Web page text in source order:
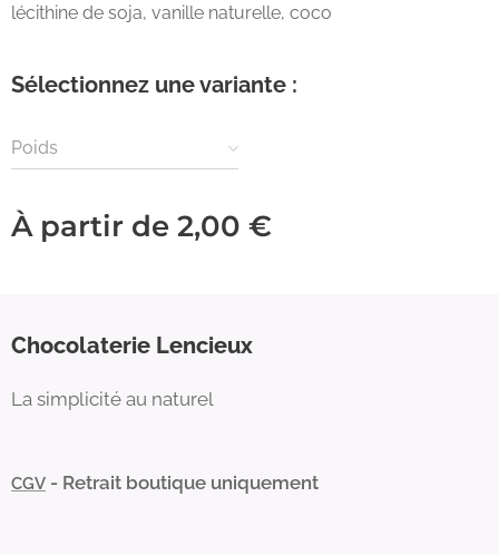
lécithine de soja, vanille naturelle, coco
Sélectionnez une variante :
Poids
À partir de 2,00 €
Chocolaterie Lencieux
La simplicité au naturel
CGV - Retrait boutique uniquement